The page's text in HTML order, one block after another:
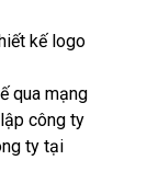
kế logo
qua mạng
công ty
ty tại